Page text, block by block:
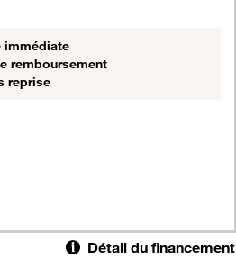
immédiate
remboursement
reprise
Détail du financement